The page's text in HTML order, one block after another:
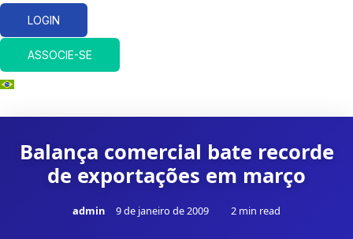
LOGIN
ASSOCIE-SE
Balança comercial bate recorde
de exportações em março
admin 9 de janeiro de 2009 2 min read